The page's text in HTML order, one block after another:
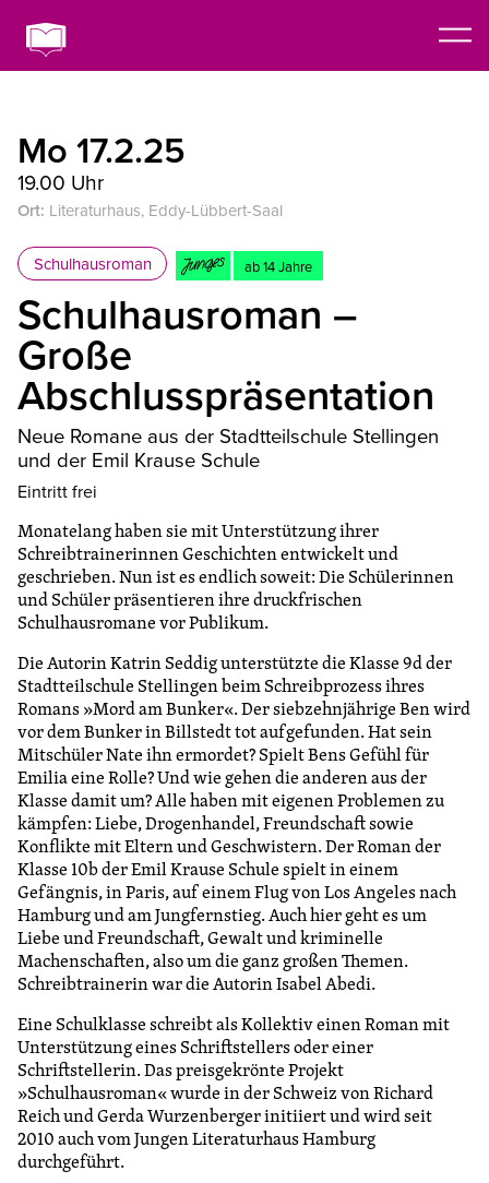
Mo 17.2.25
19.00 Uhr
Ort: Literaturhaus, Eddy-Lübbert-Saal
Schulhausroman ab 14 Jahre
Schulhausroman –
Große
Abschlusspräsentation
Neue Romane aus der Stadtteilschule Stellingen
und der Emil Krause Schule
Eintritt frei
Monatelang haben sie mit Unterstützung ihrer
Schreibtrainerinnen Geschichten entwickelt und
geschrieben. Nun ist es endlich soweit: Die Schülerinnen
und Schüler präsentieren ihre druckfrischen
Schulhausromane vor Publikum.
Die Autorin Katrin Seddig unterstützte die Klasse 9d der
Stadtteilschule Stellingen beim Schreibprozess ihres
Romans »Mord am Bunker«. Der siebzehnjährige Ben wird
vor dem Bunker in Billstedt tot aufgefunden. Hat sein
Mitschüler Nate ihn ermordet? Spielt Bens Gefühl für
Emilia eine Rolle? Und wie gehen die anderen aus der
Klasse damit um? Alle haben mit eigenen Problemen zu
kämpfen: Liebe, Drogenhandel, Freundschaft sowie
Konflikte mit Eltern und Geschwistern. Der Roman der
Klasse 10b der Emil Krause Schule spielt in einem
Gefängnis, in Paris, auf einem Flug von Los Angeles nach
Hamburg und am Jungfernstieg. Auch hier geht es um
Liebe und Freundschaft, Gewalt und kriminelle
Machenschaften, also um die ganz großen Themen.
Schreibtrainerin war die Autorin Isabel Abedi.
Eine Schulklasse schreibt als Kollektiv einen Roman mit
Unterstützung eines Schriftstellers oder einer
Schriftstellerin. Das preisgekrönte Projekt
»Schulhausroman« wurde in der Schweiz von Richard
Reich und Gerda Wurzenberger initiiert und wird seit
2010 auch vom Jungen Literaturhaus Hamburg
durchgeführt.